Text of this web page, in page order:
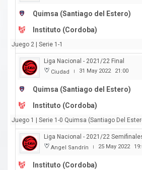
Quimsa (Santiago del Estero)
Instituto (Cordoba)
Juego 2 | Serie 1-1
Liga Nacional - 2021/22 Final
Ciudad | 31 May 2022 21:00
Quimsa (Santiago del Estero)
Instituto (Cordoba)
Juego 1 | Serie 1-0 Quimsa (Santiago Del
Liga Nacional - 2021/22
Angel Sandrín | 25 May 2022
Instituto (Cordoba)